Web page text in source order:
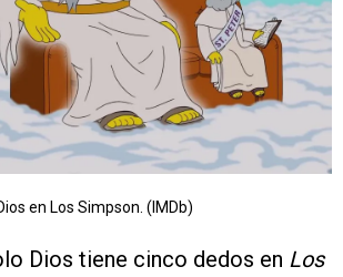
en Los Simpson. (IMDb)
Dios tiene cinco dedos en Los